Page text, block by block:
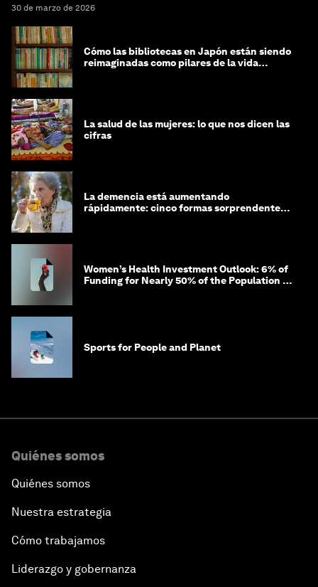
30 de marzo de 2026
Cómo las bibliotecas en Japón están siendo
reimaginadas como pilares de la vida
La salud de las mujeres: lo que nos dicen las
cifras
La demencia está aumentando
rápidamente: cinco formas sorprendentes
Women’s Health Investment Outlook: 6% of
Funding for Nearly 50% of the Population –
Sports for People and Planet
Quiénes somos
Quiénes somos
Nuestra estrategia
Cómo trabajamos
Liderazgo y gobernanza